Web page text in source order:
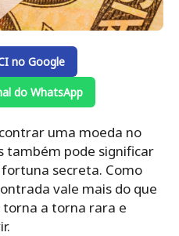
no Google
do WhatsApp
uma moeda no
também pode significar
secreta. Como
vale mais do que
torna a torna rara e